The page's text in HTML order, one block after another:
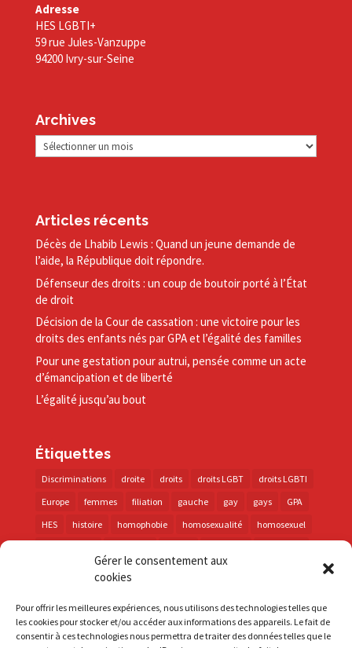
Gérer le consentement aux
cookies
Pour offrir les meilleures expériences, nous utilisons des technologies telles que
les cookies pour stocker et/ou accéder aux informations des appareils. Le fait de
consentir à ces technologies nous permettra de traiter des données telles que le
Adresse
HES LGBTI+
59 rue Jules-Vanzuppe
94200 Ivry-sur-Seine
Archives
Archives
Articles récents
Décès de Lhabib Lewis : Quand un jeune demande de
l’aide, la République doit répondre.
Défenseur des droits : un coup de boutoir porté à l’État
de droit
Décision de la Cour de cassation : une victoire pour les
droits des enfants nés par GPA et l’égalité des familles
Pour une gestation pour autrui, pensée comme un acte
d’émancipation et de liberté
L’égalité jusqu’au bout
Étiquettes
Discriminations droite droits droits LGBT
droits LGBTI
Europe
femmes filiation gauche gay gays
GPA
HES
histoire homophobie homosexualité
homosexuel
lutte contre les discriminations
PMA police
prévention
santé
sida trans transphobie UE Union européenne